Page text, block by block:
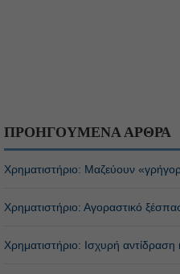
ΠΡΟΗΓΟΥΜΕΝΑ ΑΡΘΡΑ
Χρηματιστήριο: Μαζεύουν
Χρηματιστήριο: Αγοραστικό
Χρηματιστήριο: Ισχυρή